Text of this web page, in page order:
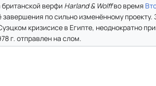
верфи Harland & Wolffво время
завершения по сильно изменённому
кризисисе в Египте, неоднократно
г. отправлен на слом.